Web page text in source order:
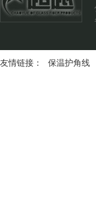
友情链接： 保温护角线